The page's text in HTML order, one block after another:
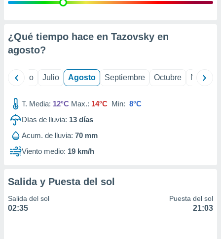
e
mediante
publicidad
de
1199
¿Qué tiempo hace en Tazovsky en
agosto?
Junio Julio Agosto Septiembre Octubre
T. Media: 12°C Max.: 14°C Min: 8°C
Días de lluvia: 13 días
Acum. de lluvia: 70 mm
Viento medio: 19 km/h
Salida y Puesta del sol
Salida del sol
02:35
Puesta del sol
21:03